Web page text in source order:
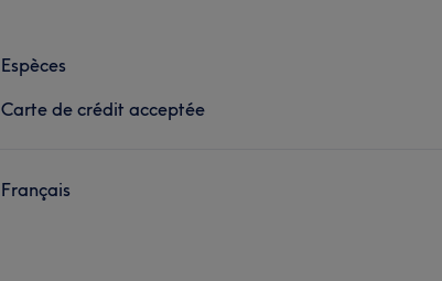
Espèces
Carte de crédit acceptée
Français